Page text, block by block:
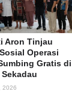
Aron Tinjau
Operasi
Gratis di
Sekadau
2026